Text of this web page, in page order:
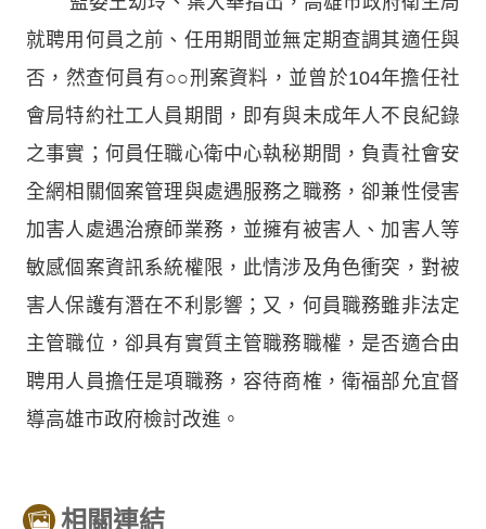
就聘用何員之前、任用期間並無定期查調其適任與
否，然查何員有○○刑案資料，並曾於104年擔任社
會局特約社工人員期間，即有與未成年人不良紀錄
之事實；何員任職心衛中心執秘期間，負責社會安
全網相關個案管理與處遇服務之職務，卻兼性侵害
加害人處遇治療師業務，並擁有被害人、加害人等
敏感個案資訊系統權限，此情涉及角色衝突，對被
害人保護有潛在不利影響；又，何員職務雖非法定
主管職位，卻具有實質主管職務職權，是否適合由
聘用人員擔任是項職務，容待商榷，衛福部允宜督
導高雄市政府檢討改進。
相關連結